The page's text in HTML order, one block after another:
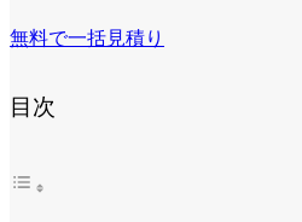
無料で一括見積り
目次